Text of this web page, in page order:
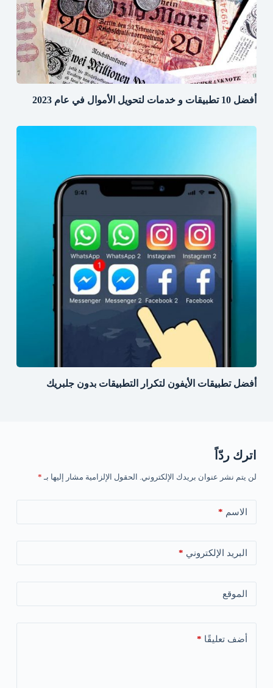
أفضل 10 تطبيقات و خدمات لتحويل الأموال في عام 2023
أفضل تطبيقات الأيفون لتكرار التطبيقات بدون جلبريك
اترك ردّاً
لن يتم نشر عنوان بريدك الإلكتروني. الحقول الإلزامية مشار إليها بـ *
الاسم *
البريد الإلكتروني *
الموقع
أضف تعليقًا *